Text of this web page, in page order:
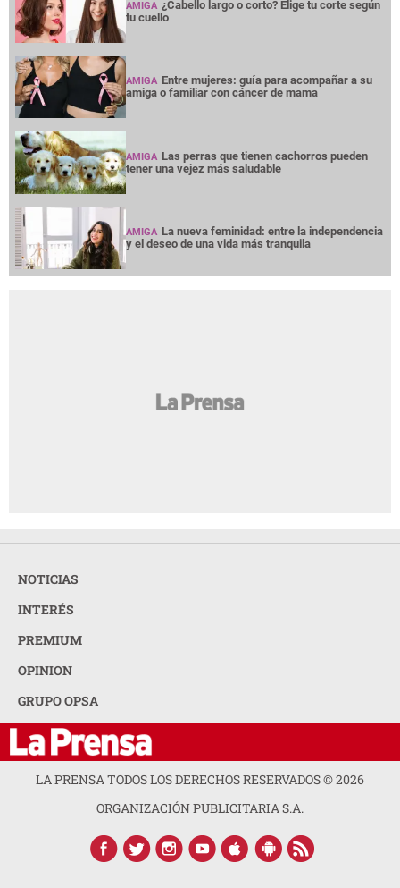
AMIGA ¿Cabello largo o corto? Elige tu corte según
tu cuello
AMIGA Entre mujeres: guía para acompañar a su
amiga o familiar con cáncer de mama
AMIGA Las perras que tienen cachorros pueden
tener una vejez más saludable
AMIGA La nueva feminidad: entre la independencia
y el deseo de una vida más tranquila
NOTICIAS
INTERÉS
PREMIUM
OPINION
GRUPO OPSA
LA PRENSA TODOS LOS DERECHOS RESERVADOS ©2026
ORGANIZACIÓN PUBLICITARIA S.A.